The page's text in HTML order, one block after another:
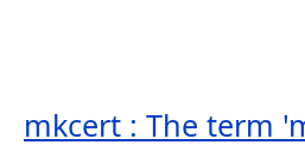
mkcert : The term